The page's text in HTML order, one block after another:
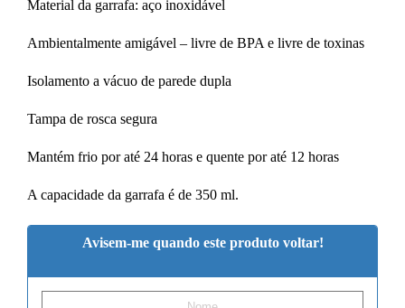
Material da garrafa: aço inoxidável
Ambientalmente amigável – livre de BPA e livre de toxinas
Isolamento a vácuo de parede dupla
Tampa de rosca segura
Mantém frio por até 24 horas e quente por até 12 horas
A capacidade da garrafa é de 350 ml.
Avisem-me quando este produto voltar!